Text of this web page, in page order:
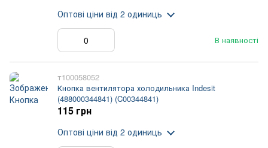
В наявності
Оптові ціни від 2 одиниць
т100058052
Кнопка вентилятора холодильника Indesit
(488000344841) (C00344841)
115 грн
Оптові ціни від 2 одиниць